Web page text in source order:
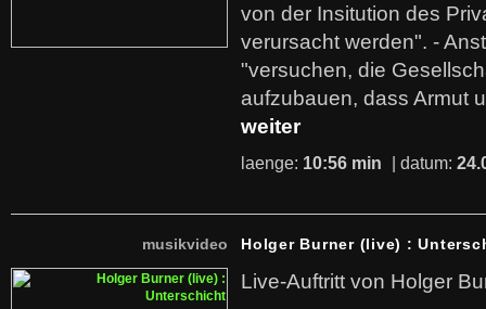
von der Insitution des
verursacht werden". -
"versuchen, die
aufzubauen, dass Armut
weiter
laenge: 10:56 min | datum:
musikvideo Holger Burner (live) :
Live-Auftritt von Holger